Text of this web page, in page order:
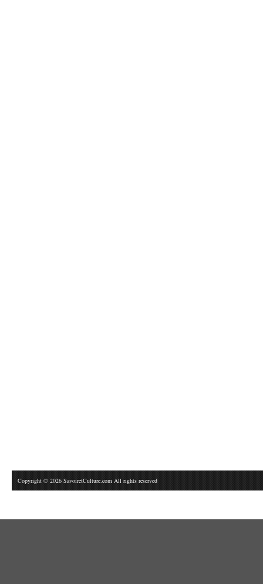
Copyright © 2026 SavoiretCulture.com All rights reserved